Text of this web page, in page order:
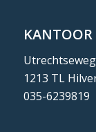
KANTOOR
1213 TL
035-6239819